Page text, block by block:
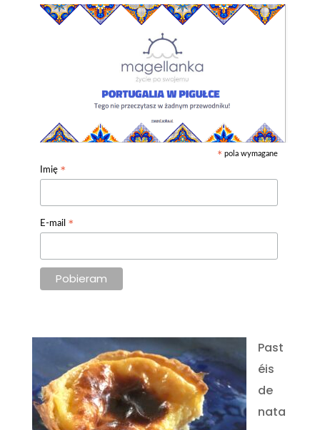
* pola wymagane
Imię *
E-mail *
Past
éis
de
nata